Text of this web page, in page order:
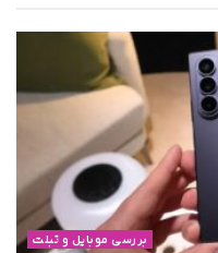
بررسی موبایل و تبلت